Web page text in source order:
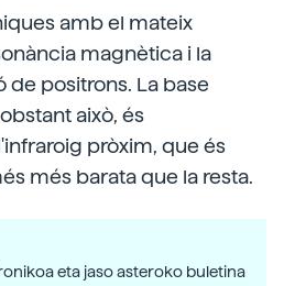
amb el mateix
magnètica i la
positrons. La base
això, és
pròxim, que és
més barata que la resta.
eta jaso asteroko buletina